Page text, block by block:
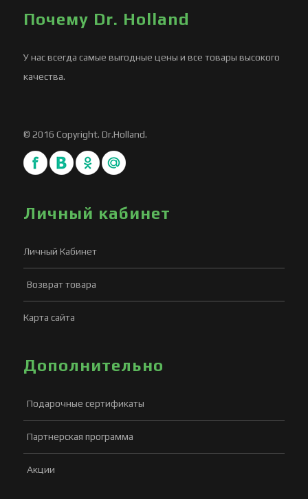
Почему Dr. Holland
У нас всегда самые выгодные цены и все товары высокого
качества.
© 2016 Copyright. Dr.Holland.
Личный кабинет
Личный Кабинет
Возврат товара
Карта сайта
Дополнительно
Подарочные сертификаты
Партнерская программа
Акции